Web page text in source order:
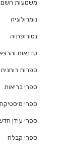
משמעות השם
נומרולוגיה
נטורופתיה
סדנאות
ספרות רוחנית
ספרי בריאות
ספרי מיסטיקה
ספרי עידן
ספרי קבלה